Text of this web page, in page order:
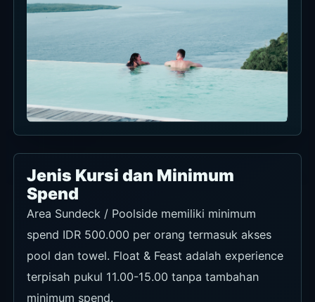
Jenis Kursi dan Minimum
Spend
Area Sundeck / Poolside memiliki minimum
spend IDR 500.000 per orang termasuk akses
pool dan towel. Float & Feast adalah experience
terpisah pukul 11.00-15.00 tanpa tambahan
minimum spend.